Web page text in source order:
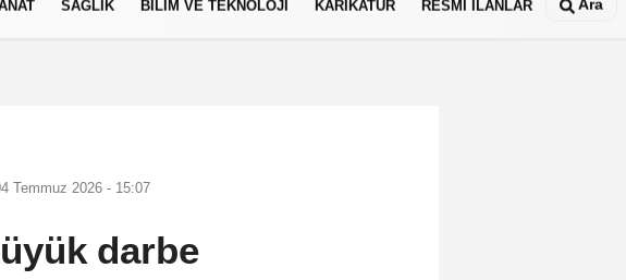
SAĞLIK BİLİM VE TEKNOLOJİ KARİKATÜR RESMİ İLANLAR Ara
Temmuz 2026 - 15:07
darbe